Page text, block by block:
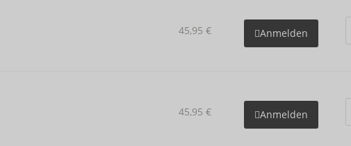
45,95 € Anmelden
45,95 € Anmelden